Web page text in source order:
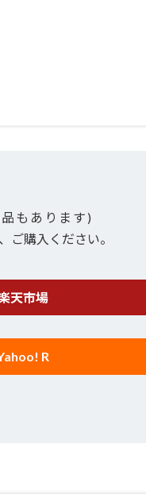
もあります)
ご購入ください。
天市場
R